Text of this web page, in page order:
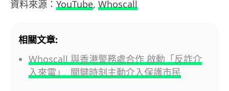
資料來源： YouTube, Whoscall
相關文章:
Whoscall 與香港警務處合作 啟動「反詐介
入來電」 關鍵時刻主動介入保護市民